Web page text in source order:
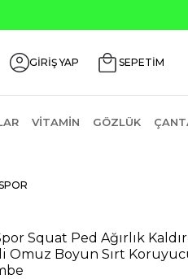
Ürünlerde ₺2000 Üzeri ₺200
GİRİŞ YAP SEPETİM
VITAMIN GÖZLÜK
Squat Ped Ağırlık
Omuz Boyun Sırt